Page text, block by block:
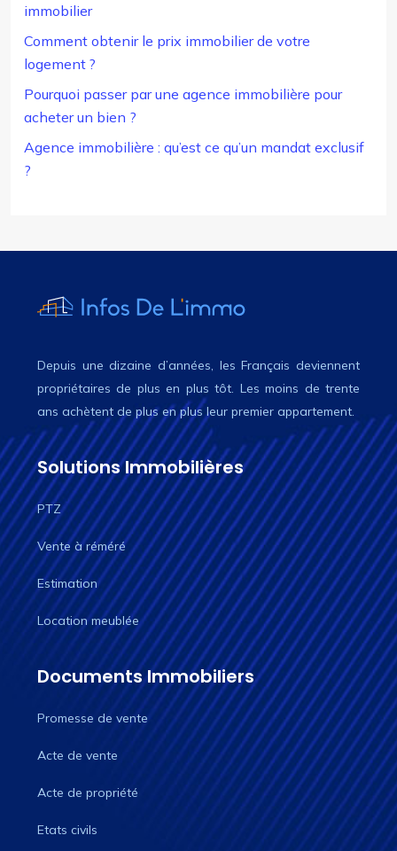
immobilier
Comment obtenir le prix immobilier de votre
logement ?
Pourquoi passer par une agence immobilière pour
acheter un bien ?
Agence immobilière : qu’est ce qu’un mandat exclusif
?
Depuis une dizaine d’années, les Français deviennent
propriétaires de plus en plus tôt. Les moins de trente
ans achètent de plus en plus leur premier appartement.
Solutions Immobilières
PTZ
Vente à réméré
Estimation
Location meublée
Documents Immobiliers
Promesse de vente
Acte de vente
Acte de propriété
Etats civils